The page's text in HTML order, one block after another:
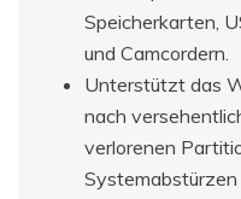
Speicherkarten,
und Camcordern.
Unterstützt das
nach
verlorenen